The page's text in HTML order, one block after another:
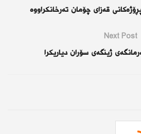
قەزای چۆمان تەرخانكراووە
Next Post
ژینگەی سۆران دیاریكرا